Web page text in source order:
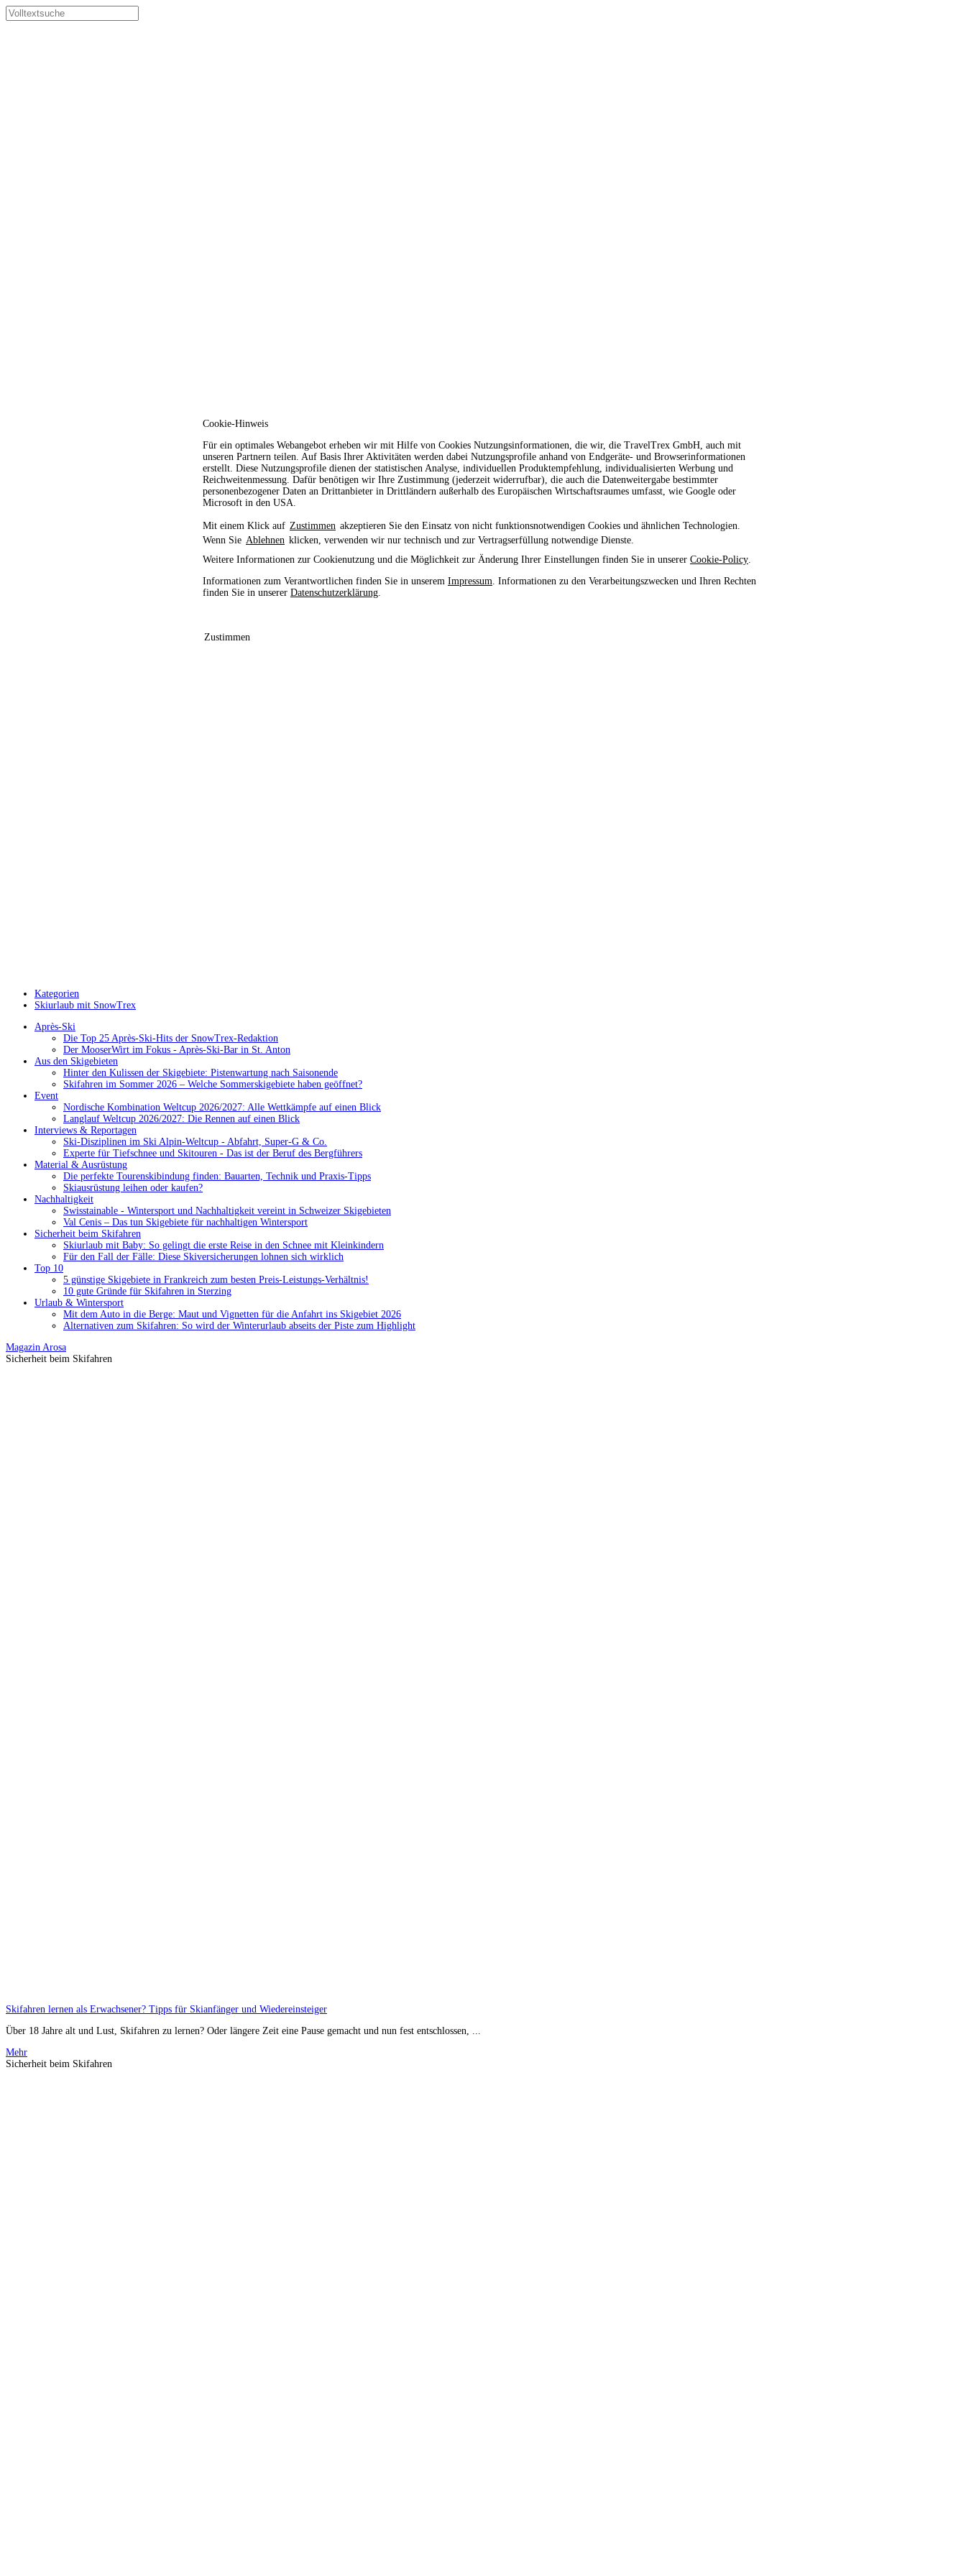
Cookie-Hinweis
Für ein optimales Webangebot erheben wir mit Hilfe von Cookies Nutzungsinformationen, die wir, die TravelTrex GmbH, auch mit
unseren Partnern teilen. Auf Basis Ihrer Aktivitäten werden dabei Nutzungsprofile anhand von Endgeräte- und Browserinformationen
erstellt. Diese Nutzungsprofile dienen der statistischen Analyse, individuellen Produktempfehlung, individualisierten Werbung und
Reichweitenmessung. Dafür benötigen wir Ihre Zustimmung (jederzeit widerrufbar), die auch die Datenweitergabe bestimmter
personenbezogener Daten an Drittanbieter in Drittländern außerhalb des Europäischen Wirtschaftsraumes umfasst, wie Google oder
Microsoft in den USA.
Mit einem Klick auf Zustimmen akzeptieren Sie den Einsatz von nicht funktionsnotwendigen Cookies und ähnlichen Technologien.
Wenn Sie Ablehnen klicken, verwenden wir nur technisch und zur Vertragserfüllung notwendige Dienste.
Weitere Informationen zur Cookienutzung und die Möglichkeit zur Änderung Ihrer Einstellungen finden Sie in unserer Cookie-Policy
Informationen zum Verantwortlichen finden Sie in unserem Impressum . Informationen zu den Verarbeitungszwecken und Ihren Rechten
finden Sie in unserer Datenschutzerklärung
Zustimmen
Kategorien
Skiurlaub mit SnowTrex
Après-Ski
Die Top 25 Après-Ski-Hits der SnowTrex-Redaktion
Der MooserWirt im Fokus - Après-Ski-Bar in St. Anton
Aus den Skigebieten
Hinter den Kulissen der Skigebiete: Pistenwartung nach Saisonende
Skifahren im Sommer 2026 – Welche Sommerskigebiete haben geöffnet?
Event
Nordische Kombination Weltcup 2026/2027: Alle Wettkämpfe auf einen Blick
Langlauf Weltcup 2026/2027: Die Rennen auf einen Blick
Interviews & Reportagen
Ski-Disziplinen im Ski Alpin-Weltcup - Abfahrt, Super-G & Co.
Experte für Tiefschnee und Skitouren - Das ist der Beruf des Bergführers
Material & Ausrüstung
Die perfekte Tourenskibindung finden: Bauarten, Technik und Praxis-Tipps
Skiausrüstung leihen oder kaufen?
Nachhaltigkeit
Swisstainable - Wintersport und Nachhaltigkeit vereint in Schweizer Skigebieten
Val Cenis – Das tun Skigebiete für nachhaltigen Wintersport
Sicherheit beim Skifahren
Skiurlaub mit Baby: So gelingt die erste Reise in den Schnee mit Kleinkindern
Für den Fall der Fälle: Diese Skiversicherungen lohnen sich wirklich
Top 10
5 günstige Skigebiete in Frankreich zum besten Preis-Leistungs-Verhältnis!
10 gute Gründe für Skifahren in Sterzing
Urlaub & Wintersport
Mit dem Auto in die Berge: Maut und Vignetten für die Anfahrt ins Skigebiet 2026
Alternativen zum Skifahren: So wird der Winterurlaub abseits der Piste zum Highlight
Magazin Arosa
Sicherheit beim Skifahren
Skifahren lernen als Erwachsener? Tipps für Skianfänger und Wiedereinsteiger
Über 18 Jahre alt und Lust, Skifahren zu lernen? Oder längere Zeit eine Pause gemacht und nun fest entschlossen, ...
Mehr
Sicherheit beim Skifahren